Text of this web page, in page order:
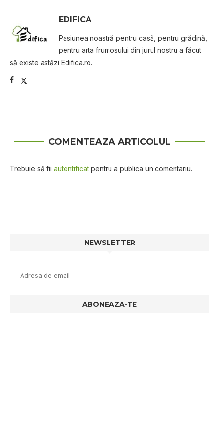
EDIFICA
Pasiunea noastră pentru casă, pentru grădină,
pentru arta frumosului din jurul nostru a făcut
să existe astăzi Edifica.ro.
COMENTEAZA ARTICOLUL
Trebuie să fii autentificat pentru a publica un comentariu.
NEWSLETTER